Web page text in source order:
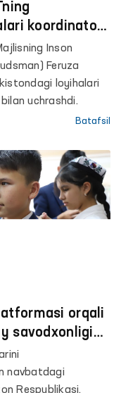
koordinatori
Inson
Feruza
loyihalari
uchrashdi.
Batafsil
orqali
savodxonligi
navbatdagi
Respublikasi,